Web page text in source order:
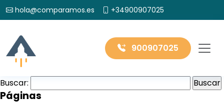
hola@comparamos.es +34900907025
900907025
Buscar:
Páginas